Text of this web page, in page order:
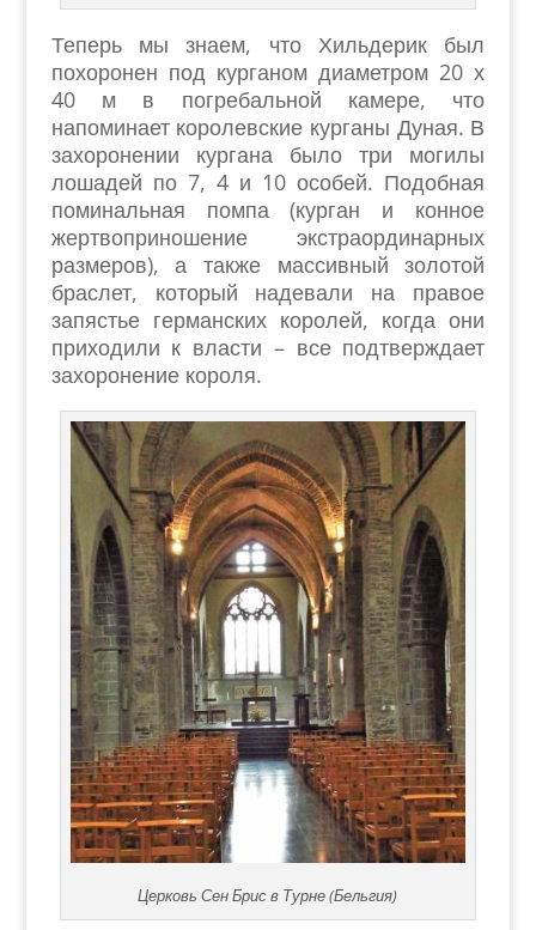
Теперь мы знаем, что Хильдерик был
похоронен под курганом диаметром 20 х
40 м в погребальной камере, что
напоминает королевские курганы Дуная. В
захоронении кургана было три могилы
лошадей по 7, 4 и 10 особей. Подобная
поминальная помпа (курган и конное
жертвоприношение экстраординарных
размеров), а также массивный золотой
браслет, который надевали на правое
запястье германских королей, когда они
приходили к власти – все подтверждает
захоронение короля.
Церковь Сен Брис в Турне (Бельгия)